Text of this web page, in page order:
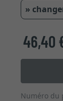
»
46,40
Numéro du